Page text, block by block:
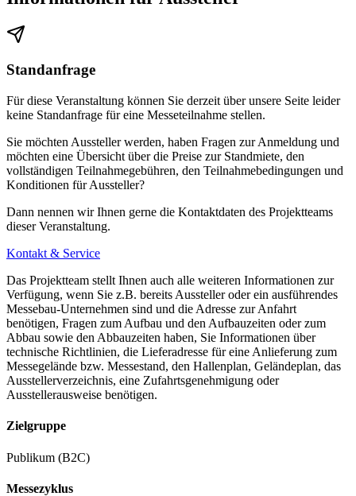
Standanfrage
Für diese Veranstaltung können Sie derzeit über unsere Seite leider
keine Standanfrage für eine Messeteilnahme stellen.
Sie möchten Aussteller werden, haben Fragen zur Anmeldung und
möchten eine Übersicht über die Preise zur Standmiete, den
vollständigen Teilnahmegebühren, den Teilnahmebedingungen und
Konditionen für Aussteller?
Dann nennen wir Ihnen gerne die Kontaktdaten des Projektteams
dieser Veranstaltung.
Kontakt & Service
Das Projektteam stellt Ihnen auch alle weiteren Informationen zur
Verfügung, wenn Sie z.B. bereits Aussteller oder ein ausführendes
Messebau-Unternehmen sind und die Adresse zur Anfahrt
benötigen, Fragen zum Aufbau und den Aufbauzeiten oder zum
Abbau sowie den Abbauzeiten haben, Sie Informationen über
technische Richtlinien, die Lieferadresse für eine Anlieferung zum
Messegelände bzw. Messestand, den Hallenplan, Geländeplan, das
Ausstellerverzeichnis, eine Zufahrtsgenehmigung oder
Ausstellerausweise benötigen.
Zielgruppe
Publikum (B2C)
Messezyklus